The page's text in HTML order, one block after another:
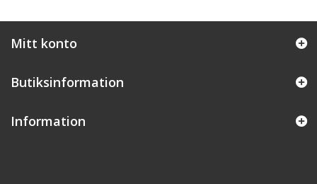
Mitt konto
Butiksinformation
Information